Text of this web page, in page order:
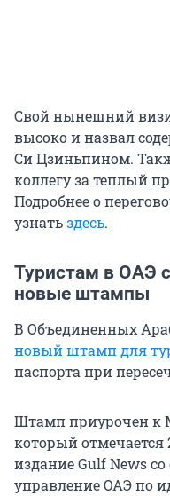
Свой нынешний
высоко и назвал
Си Цзиньпином.
коллегу за теплый
Подробнее о
узнатьздесь.
Туристам в ОАЭ
новые штампы
В Объединенных
новый штамп для
паспорта при
Штамп приурочен к
который отмечается
издание Gulf News
управление ОАЭ по